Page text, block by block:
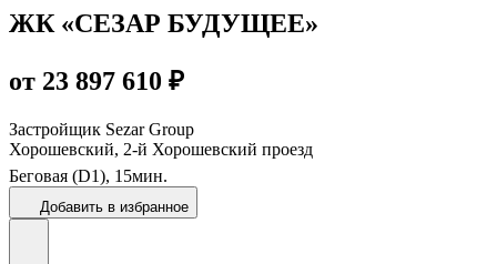
ЖК «СЕЗАР БУДУЩЕЕ»
от 23 897 610 ₽
Застройщик Sezar Group
Хорошевский, 2-й Хорошевский проезд
Беговая (D1), 15мин.
Добавить в избранное